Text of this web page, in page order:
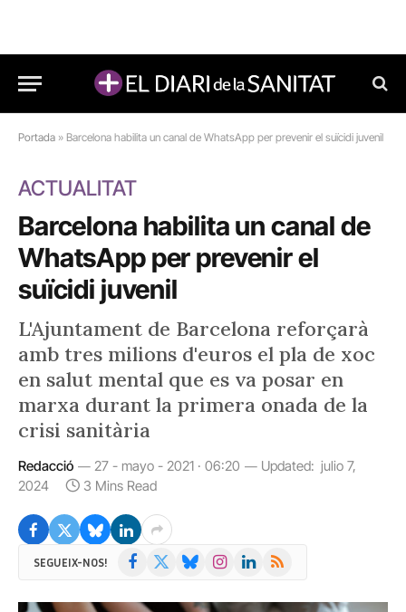
Portada » Barcelona habilita un canal de WhatsApp per prevenir el suïcidi juvenil
ACTUALITAT
Barcelona habilita un canal de
WhatsApp per prevenir el
suïcidi juvenil
L'Ajuntament de Barcelona reforçarà
amb tres milions d'euros el pla de xoc
en salut mental que es va posar en
marxa durant la primera onada de la
crisi sanitària
Redacció 27 - mayo - 2021 · 06:20 Updated: julio 7,
2024
3 Mins Read
SEGUEIX-NOS! Facebook BlueskyInstagramLinkedIn
RSS